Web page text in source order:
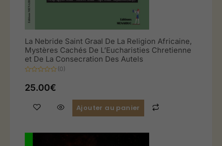
La Nebride Saint Graal De La Religion Africaine,
Mystères Cachés De L’Eucharisties Chretienne
et De La Consecration Des Autels
0
sur
(0)
25.00€
Ajouter au panier